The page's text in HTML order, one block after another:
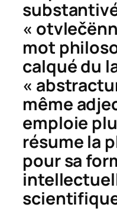
« otvleč
mot
calqué du
«
même
emploie
résume la
pour sa